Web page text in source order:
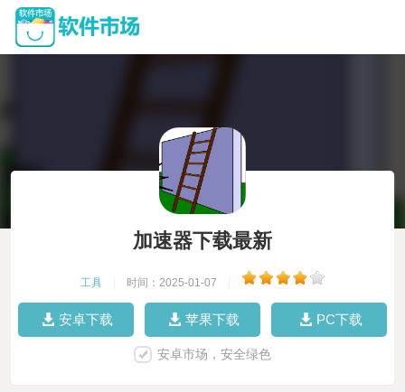
加速器下载最新
工具 时间：2025-01-07
安卓下载 苹果下载 PC下载
安卓市场，安全绿色